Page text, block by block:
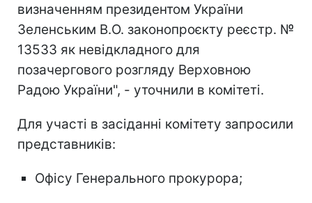
визначенням президентом України
Зеленським В.О. законопроєкту реєстр. №
13533 як невідкладного для
позачергового розгляду Верховною
Радою України", - уточнили в комітеті.
Для участі в засіданні комітету запросили
представників:
Офісу Генерального прокурора;